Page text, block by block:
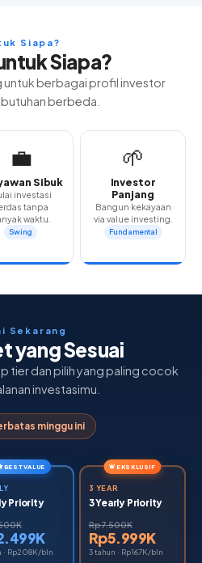
Siapa?
Siapa?
untuk berbagai profil investor
berbeda.
💼
Sibuk
investasi
tanpa
waktu.
Swing
🌱
Investor
Panjang
Bangun kekayaan
via value investing.
Fundamental
Sekarang
yang Sesuai
tier dan pilih yang paling cocok
investasimu.
minggu ini
BEST VALUE
Priority
· Rp208K/bln
EKSKLUSIF
3 YEAR
3 Yearly Priority
Rp7.500K
Rp5.999K
3 tahun · Rp167K/bln